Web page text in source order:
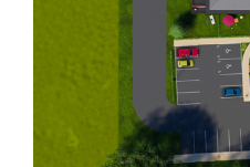
CONCEPTION